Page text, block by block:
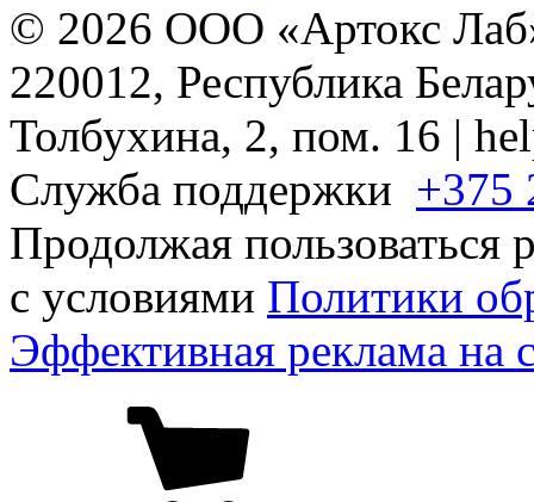
© 2026 ООО «Артокс
220012, Республика
Толбухина, 2, пом. 16 |
Служба поддержки +375
Продолжая пользоваться
с условиями Политики
Эффективная реклама на